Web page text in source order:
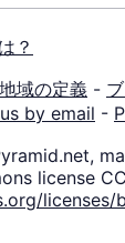
？
地域の定義 -
by email -
license
licenses/